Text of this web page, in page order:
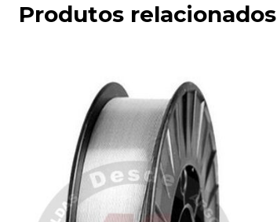
Produtos relacionados